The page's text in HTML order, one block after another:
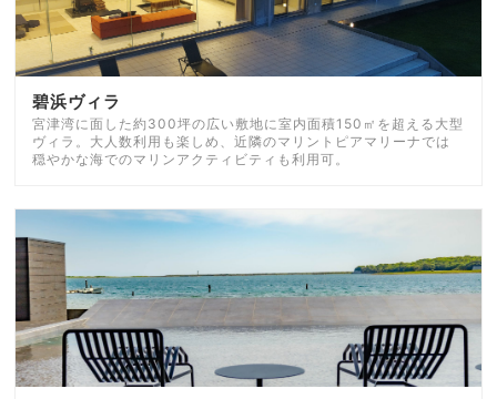
碧浜ヴィラ
宮津湾に面した約300坪の広い敷地に室内面積150㎡を超える大型
ヴィラ。大人数利用も楽しめ、近隣のマリントピアマリーナでは
穏やかな海でのマリンアクティビティも利用可。